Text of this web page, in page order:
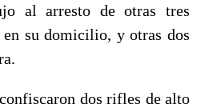
al arresto de otras tres
en su domicilio, y otras dos
dos rifles de alto